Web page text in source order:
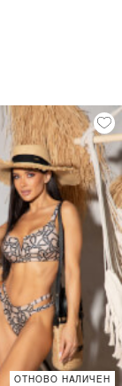
ОТНОВО НАЛИЧЕН